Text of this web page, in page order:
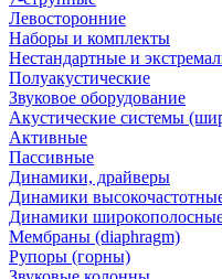
Левосторонние
Наборы и комплекты
Нестандартные и
Полуакустические
Звуковое оборудование
Акустические системы
Активные
Пассивные
Динамики, драйверы
Динамики
Динамики
Мембраны (diaphragm)
Рупоры (горны)